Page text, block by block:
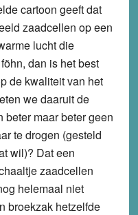
cartoon geeft dat
zaadcellen op een
lucht die
dan is het best
de kwaliteit van het
we daaruit de
beter maar beter geen
te drogen (gesteld
wil)? Dat een
zaadcellen
helemaal niet
broekzak hetzelfde